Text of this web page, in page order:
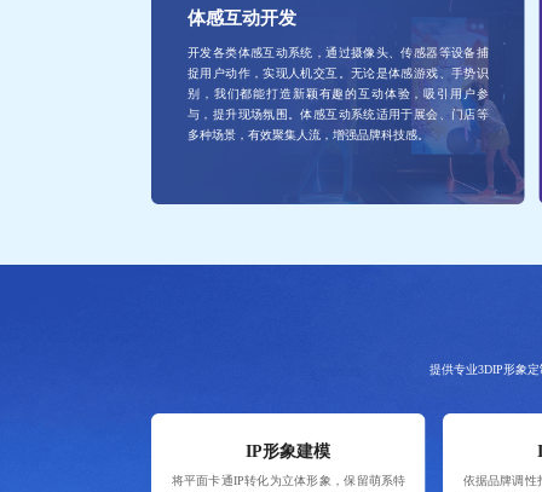
体感互动开发
开发各类体感互动系统，通过摄像头、传感器等设备捕
捉用户动作，实现人机交互。无论是体感游戏、手势识
别，我们都能打造新颖有趣的互动体验，吸引用户参
与，提升现场氛围。体感互动系统适用于展会、门店等
多种场景，有效聚集人流，增强品牌科技感。
提供专业3DIP形象
IP形象建模
将平面卡通IP转化为立体形象，保留萌系特
依据品牌调性